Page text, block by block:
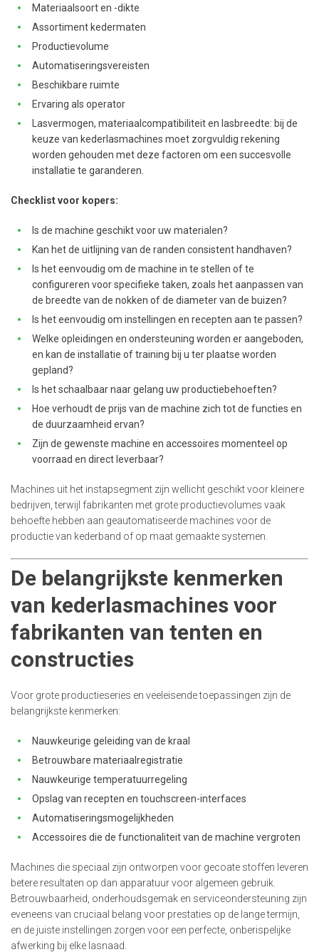
Materiaalsoort en -dikte
Assortiment kedermaten
Productievolume
Automatiseringsvereisten
Beschikbare ruimte
Ervaring als operator
Lasvermogen, materiaalcompatibiliteit en lasbreedte: bij de
keuze van kederlasmachines moet zorgvuldig rekening
worden gehouden met deze factoren om een succesvolle
installatie te garanderen.
Checklist voor kopers:
Is de machine geschikt voor uw materialen?
Kan het de uitlijning van de randen consistent handhaven?
Is het eenvoudig om de machine in te stellen of te
configureren voor specifieke taken, zoals het aanpassen van
de breedte van de nokken of de diameter van de buizen?
Is het eenvoudig om instellingen en recepten aan te passen?
Welke opleidingen en ondersteuning worden er aangeboden,
en kan de installatie of training bij u ter plaatse worden
gepland?
Is het schaalbaar naar gelang uw productiebehoeften?
Hoe verhoudt de prijs van de machine zich tot de functies en
de duurzaamheid ervan?
Zijn de gewenste machine en accessoires momenteel op
voorraad en direct leverbaar?
Machines uit het instapsegment zijn wellicht geschikt voor kleinere
bedrijven, terwijl fabrikanten met grote productievolumes vaak
behoefte hebben aan geautomatiseerde machines voor de
productie van kederband of op maat gemaakte systemen.
De belangrijkste kenmerken
van kederlasmachines voor
fabrikanten van tenten en
constructies
Voor grote productieseries en veeleisende toepassingen zijn de
belangrijkste kenmerken:
Nauwkeurige geleiding van de kraal
Betrouwbare materiaalregistratie
Nauwkeurige temperatuurregeling
Opslag van recepten en touchscreen-interfaces
Automatiseringsmogelijkheden
Accessoires die de functionaliteit van de machine vergroten
Machines die speciaal zijn ontworpen voor gecoate stoffen leveren
betere resultaten op dan apparatuur voor algemeen gebruik.
Betrouwbaarheid, onderhoudsgemak en serviceondersteuning zijn
eveneens van cruciaal belang voor prestaties op de lange termijn,
en de juiste instellingen zorgen voor een perfecte, onberispelijke
afwerking bij elke lasnaad.